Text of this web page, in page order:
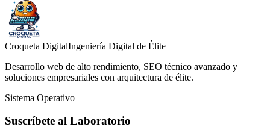
Croqueta DigitalIngeniería Digital de Élite
Desarrollo web de alto rendimiento, SEO técnico avanzado y
soluciones empresariales con arquitectura de élite.
Sistema Operativo
Suscríbete al Laboratorio